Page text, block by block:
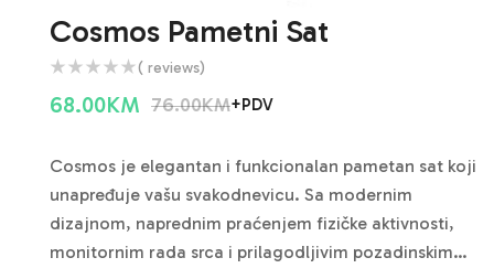
Cosmos Pametni Sat
( reviews)
76.00KM
68.00KM +PDV
Cosmos je elegantan i funkcionalan pametan sat koji
unapređuje vašu svakodnevicu. Sa modernim
dizajnom, naprednim praćenjem fizičke aktivnosti,
monitornim rada srca i prilagodljivim pozadinskim